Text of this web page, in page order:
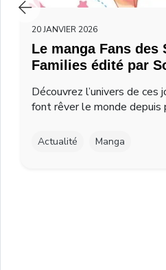
20 JANVIER 2026
Le manga Fans des
Families édité par
Découvrez l’univers de ces
font rêver le monde depuis
Actualité Manga